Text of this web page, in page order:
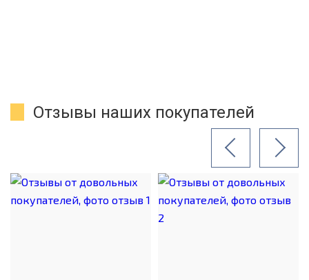
Отзывы наших покупателей